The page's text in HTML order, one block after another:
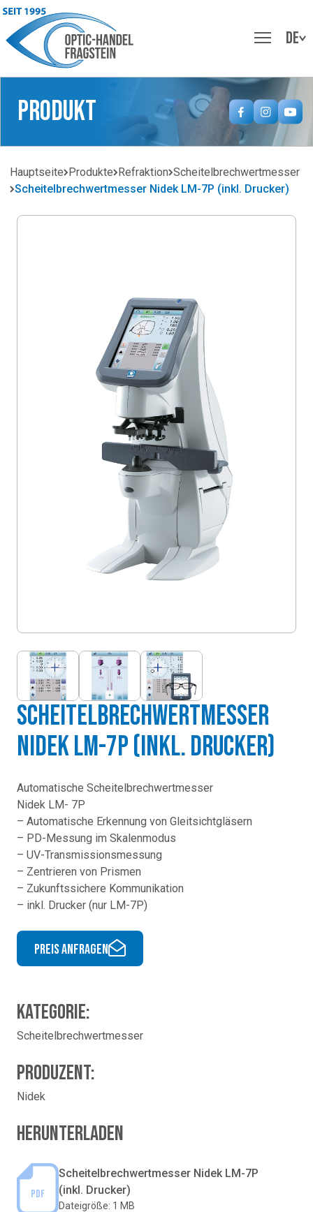
DE
Produkt
Hauptseite Produkte Refraktion Scheitelbrechwertmesser
Scheitelbrechwertmesser Nidek LM-7P (inkl. Drucker)
Scheitelbrechwertmesser
Nidek LM-7P (inkl. Drucker)
Automatische Scheitelbrechwertmesser
Nidek LM- 7P
– Automatische Erkennung von Gleitsichtgläsern
– PD-Messung im Skalenmodus
– UV-Transmissionsmessung
– Zentrieren von Prismen
– Zukunftssichere Kommunikation
– inkl. Drucker (nur LM-7P)
Preis anfragen
Kategorie:
Scheitelbrechwertmesser
Produzent:
Nidek
Herunterladen
PDF
Scheitelbrechwertmesser Nidek LM-7P
(inkl. Drucker)
Dateigröße: 1 MB